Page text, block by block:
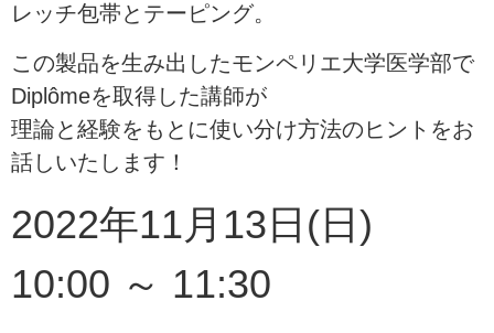
レッチ包帯とテーピング。
この製品を生み出したモンペリエ大学医学部で
Diplômeを取得した講師が
理論と経験をもとに使い分け方法のヒントをお
話しいたします！
2022年11月13日(日)
10:00 ～ 11:30